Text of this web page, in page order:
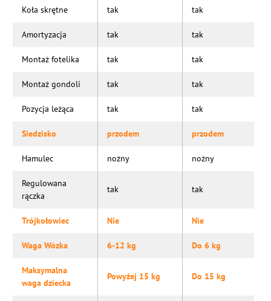
Koła skrętne tak tak
Amortyzacja tak tak
Montaż fotelika tak tak
Montaż gondoli tak tak
Pozycja leżąca tak tak
Siedzisko przodem przodem
Hamulec nożny nożny
Regulowana
rączka
tak tak
Trójkołowiec Nie Nie
Waga Wózka 6-12 kg Do 6 kg
Maksymalna
waga dziecka
Powyżej 15 kg Do 15 kg